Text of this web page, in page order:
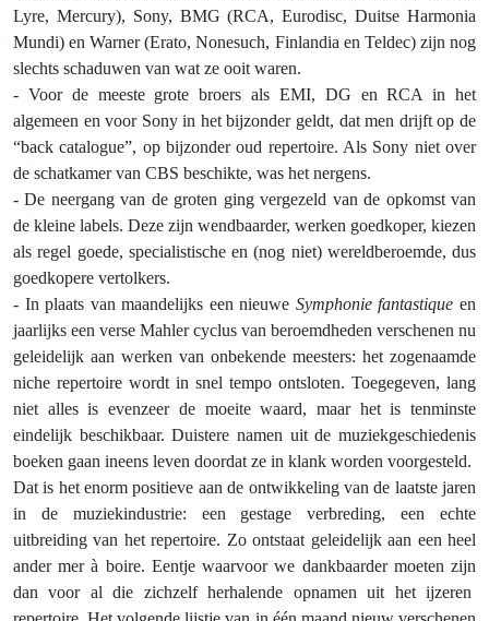
Lyre, Mercury), Sony, BMG (RCA, Eurodisc, Duitse Harmonia
Mundi) en Warner (Erato, Nonesuch, Finlandia en Teldec) zijn nog
slechts schaduwen van wat ze ooit waren.
- Voor de meeste grote broers als EMI, DG en RCA in het
algemeen en voor Sony in het bijzonder geldt, dat men drijft op de
“back catalogue”, op bijzonder oud repertoire. Als Sony niet over
de schatkamer van CBS beschikte, was het nergens.
- De neergang van de groten ging vergezeld van de opkomst van
de kleine labels. Deze zijn wendbaarder, werken goedkoper, kiezen
als regel goede, specialistische en (nog niet) wereldberoemde, dus
goedkopere vertolkers.
- In plaats van maandelijks een nieuwe Symphonie fantastique en
jaarlijks een verse Mahler cyclus van beroemdheden verschenen nu
geleidelijk aan werken van onbekende meesters: het zogenaamde
niche repertoire wordt in snel tempo ontsloten. Toegegeven, lang
niet alles is evenzeer de moeite waard, maar het is tenminste
eindelijk beschikbaar. Duistere namen uit de muziekgeschiedenis
boeken gaan ineens leven doordat ze in klank worden voorgesteld.
Dat is het enorm positieve aan de ontwikkeling van de laatste jaren
in de muziekindustrie: een gestage verbreding, een echte
uitbreiding van het repertoire. Zo ontstaat geleidelijk aan een heel
ander mer à boire. Eentje waarvoor we dankbaarder moeten zijn
dan voor al die zichzelf herhalende opnamen uit het ijzeren